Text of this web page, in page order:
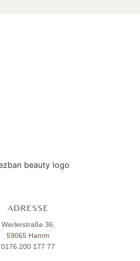
ADRESSE
Werlerstraße 36,
59065 Hamm
0176 200 177 77